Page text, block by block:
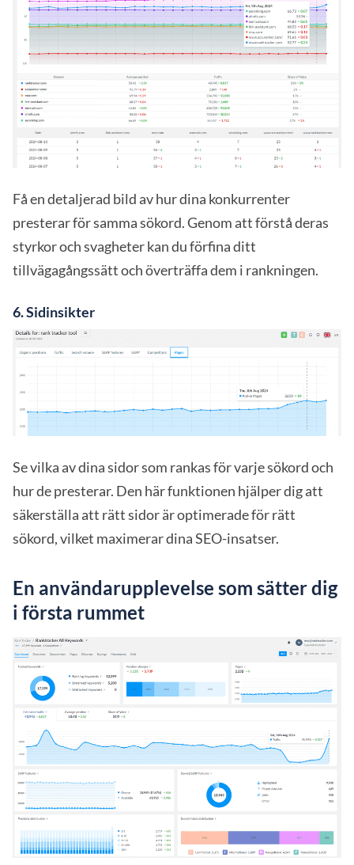
Få en detaljerad bild av hur dina konkurrenter
presterar för samma sökord. Genom att förstå deras
styrkor och svagheter kan du förfina ditt
tillvägagångssätt och överträffa dem i rankningen.
6.Sidinsikter
Se vilka av dina sidor som rankas för varje sökord och
hur de presterar. Den här funktionen hjälper dig att
säkerställa att rätt sidor är optimerade för rätt
sökord, vilket maximerar dina SEO-insatser.
En användarupplevelse som sätter dig
i första rummet